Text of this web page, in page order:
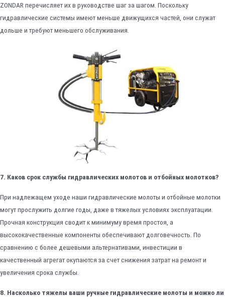
ZONDAR перечисляет их в руководстве шаг за шагом. Поскольку
гидравлические системы имеют меньше движущихся частей, они служат
дольше и требуют меньшего обслуживания.
7. Каков срок службы гидравлических молотов и отбойных молотков?
При надлежащем уходе наши гидравлические молоты и отбойные молотки
могут прослужить долгие годы, даже в тяжелых условиях эксплуатации.
Прочная конструкция сводит к минимуму время простоя, а
высококачественные компоненты обеспечивают долговечность. По
сравнению с более дешевыми альтернативами, инвестиции в
качественный агрегат окупаются за счет снижения затрат на ремонт и
увеличения срока службы.
8. Насколько тяжелы ваши ручные гидравлические молоты и можно ли